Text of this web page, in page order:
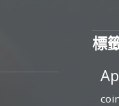
標